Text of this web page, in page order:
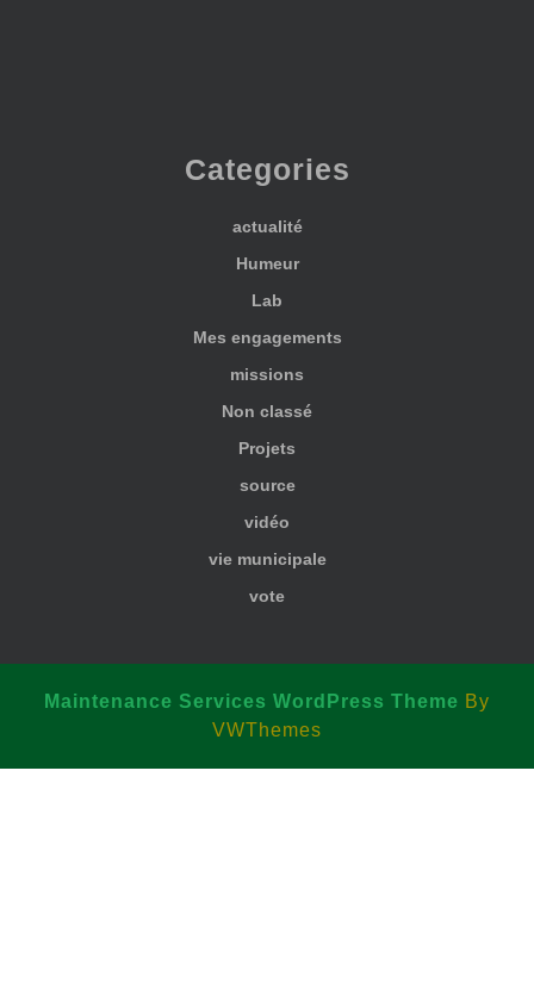
Categories
actualité
Humeur
Lab
Mes engagements
missions
Non classé
Projets
source
vidéo
vie municipale
vote
Maintenance Services WordPress Theme By
VWThemes